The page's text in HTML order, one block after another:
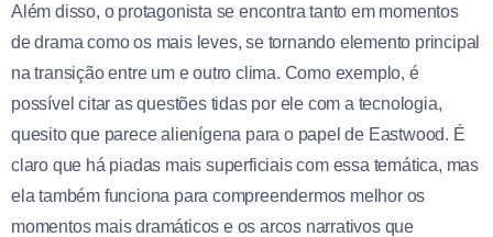
Além disso, o protagonista se encontra tanto em momentos
de drama como os mais leves, se tornando elemento principal
na transição entre um e outro clima. Como exemplo, é
possível citar as questões tidas por ele com a tecnologia,
quesito que parece alienígena para o papel de Eastwood. É
claro que há piadas mais superficiais com essa temática, mas
ela também funciona para compreendermos melhor os
momentos mais dramáticos e os arcos narrativos que